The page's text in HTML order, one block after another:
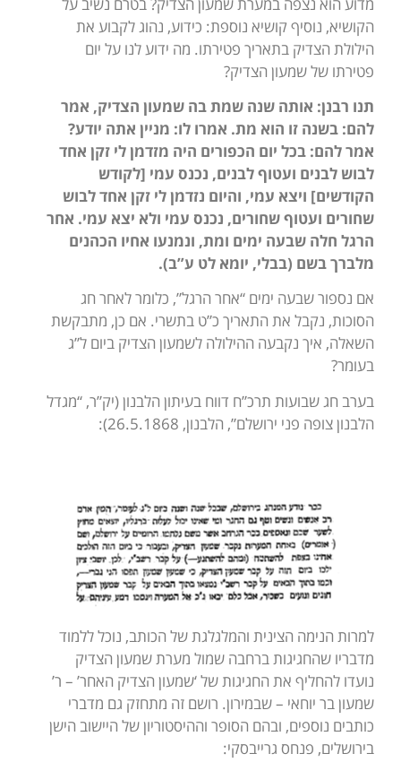
הקושיא, נוסיף קושיא נוספת: כידוע, נהוג לקבוע את
הילולת הצדיק בתאריך פטירתו. מה ידוע לנו על יום
פטירתו של שמעון הצדיק?
תנו רבנן: אותה שנה שמת בה שמעון הצדיק, אמר
להם: בשנה זו הוא מת. אמרו לו: מניין אתה יודע?
אמר להם: בכל יום הכפורים היה מזדמן לי זקן אחד
לבוש לבנים ועטוף לבנים, נכנס עמי [לקודש
הקודשים] ויצא עמי, והיום נזדמן לי זקן אחד לבוש
שחורים ועטוף שחורים, נכנס עמי ולא יצא עמי. אחר
הרגל חלה שבעה ימים ומת, ונמנעו אחיו הכהנים
מלברך בשם (בבלי, יומא לט ע”ב).
אם נספור שבעה ימים “אחר הרגל”, כלומר לאחר חג
הסוכות, נקבל את התאריך כ”ט בתשרי. אם כן, מתבקשת
השאלה, איך נקבעה ההילולה לשמעון הצדיק ביום ל”ג
בעומר?
בערב חג שבועות תרכ”ח דווח בעיתון הלבנון (יק”ר, “מגדל
הלבנון צופה פני ירושלם”, הלבנון, 26.5.1868):
למרות הנימה הצינית והמלגלגת של הכותב, נוכל ללמוד
מדבריו שהחגיגות ברחבה שמול מערת שמעון הצדיק
נועדו להחליף את החגיגות של ‘שמעון הצדיק האחר’ – ר’
שמעון בר יוחאי – שבמירון. רושם זה מתחזק גם מדברי
כותבים נוספים, ובהם הסופר וההיסטוריון של היישוב הישן
בירושלים, פנחס גרייבסקי: